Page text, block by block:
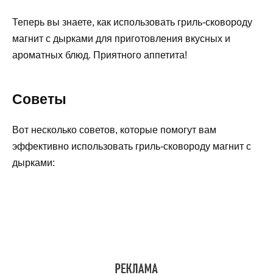
Теперь вы знаете, как использовать гриль-сковороду
магнит с дырками для приготовления вкусных и
ароматных блюд. Приятного аппетита!
Советы
Вот несколько советов, которые помогут вам
эффективно использовать гриль-сковороду магнит с
дырками: